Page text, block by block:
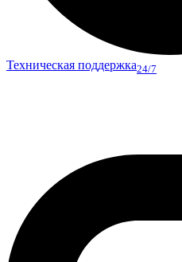
Техническая поддержка24/7